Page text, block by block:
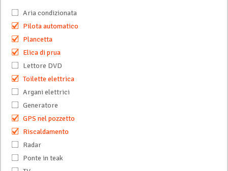
Aria condizionata
Pilota automatico
Plancetta
Elica di prua
Lettore DVD
Toilette elettrica
Argani elettrici
Generatore
GPS nel pozzetto
Riscaldamento
Radar
Ponte in teak